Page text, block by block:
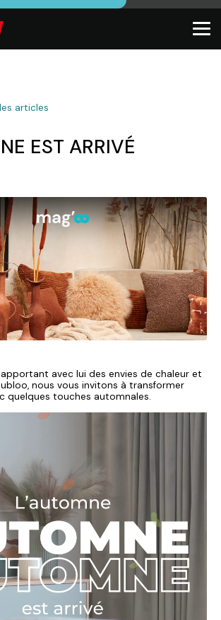
articles
EST ARRIVÉ
apportant avec lui des envies de chaleur et
nous vous invitons à transformer
quelques touches automnales.